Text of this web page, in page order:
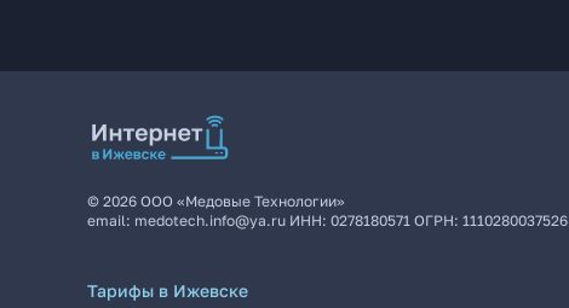
© 2026 ООО «Медовые Технологии»
email: medotech.info@ya.ru ИНН: 0278180571 ОГРН: 1110280037526
Тарифы в Ижевске